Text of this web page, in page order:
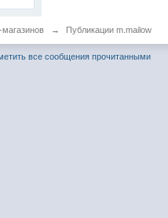
→ Публикации m.mailow
все сообщения прочитанными